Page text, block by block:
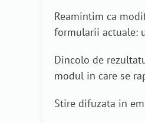
Reamintim ca
formularii actuale:
Dincolo de
modul in care se
Stire difuzata in